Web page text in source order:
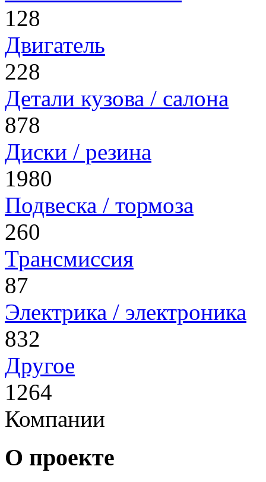
128
Двигатель
228
Детали кузова / салона
878
Диски / резина
1980
Подвеска / тормоза
260
Трансмиссия
87
Электрика / электроника
832
Другое
1264
Компании
О проекте